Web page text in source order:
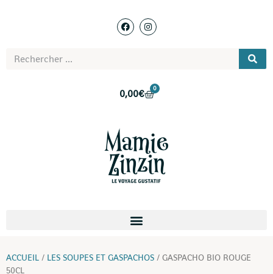
0,00€ 0
ACCUEIL / LES SOUPES ET GASPACHOS / GASPACHO BIO ROUGE
50CL